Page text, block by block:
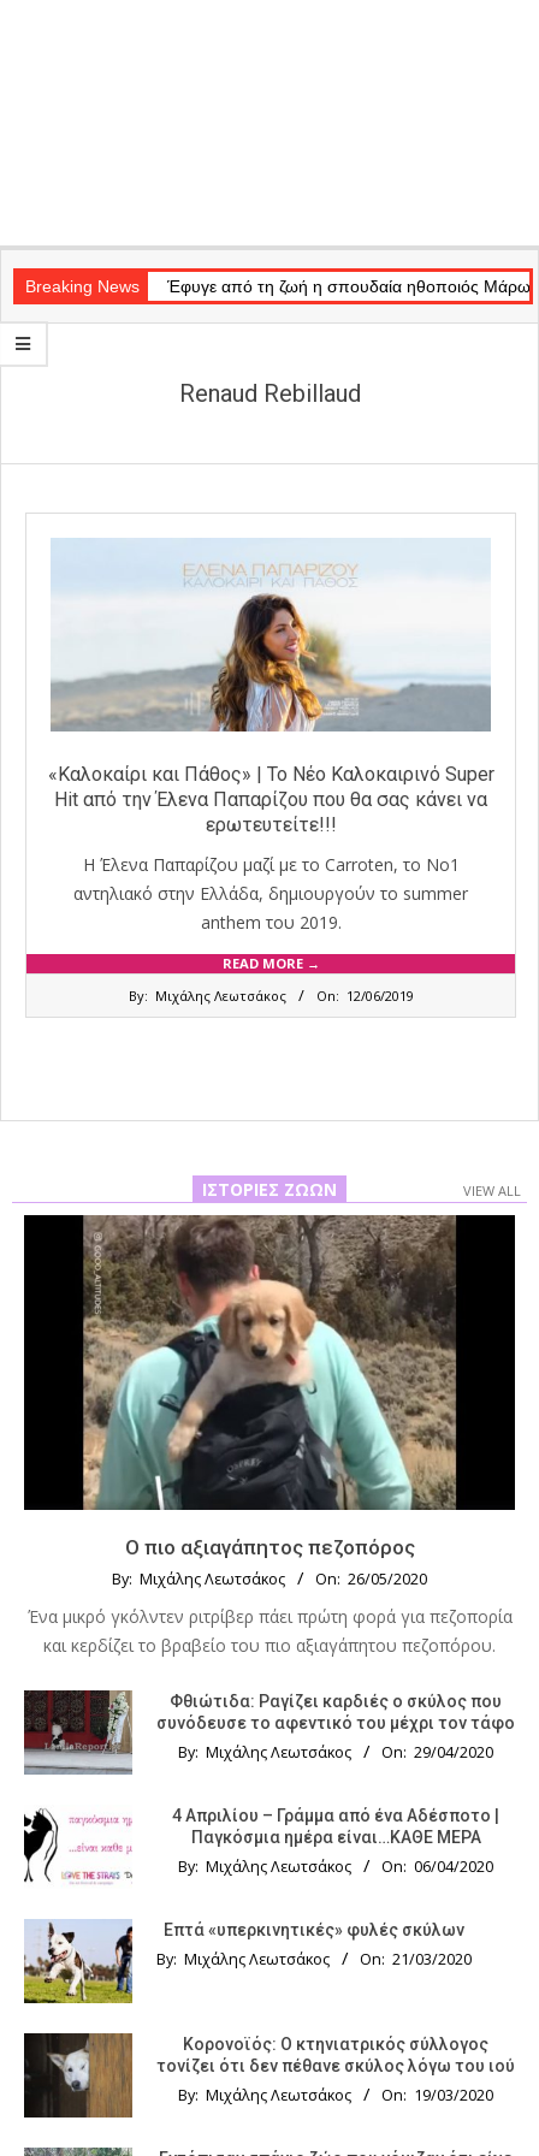
Navigation
Breaking News Έφυγε από τη ζωή η σπουδαία ηθοποιός Μάρω
Renaud Rebillaud
«Καλοκαίρι και Πάθος» | Το Νέο Καλοκαιρινό Super
Hit από την Έλενα Παπαρίζου που θα σας κάνει να
ερωτευτείτε!!!
Η Έλενα Παπαρίζου μαζί με το Carroten, το Νο1
αντηλιακό στην Ελλάδα, δημιουργούν το summer
anthem του 2019.
READ MORE →
By: Μιχάλης Λεωτσάκος On: 12/06/2019
ΙΣΤΟΡΊΕΣ ΖΏΩΝ VIEW ALL
Ο πιο αξιαγάπητος πεζοπόρος
By: Μιχάλης Λεωτσάκος On: 26/05/2020
Ένα μικρό γκόλντεν ριτρίβερ πάει πρώτη φορά για πεζοπορία
και κερδίζει το βραβείο του πιο αξιαγάπητου πεζοπόρου.
Φθιώτιδα: Ραγίζει καρδιές ο σκύλος που
συνόδευσε το αφεντικό του μέχρι τον τάφο
By: Μιχάλης Λεωτσάκος On: 29/04/2020
4 Απριλίου – Γράμμα από ένα Αδέσποτο |
Παγκόσμια ημέρα είναι…ΚΑΘΕ ΜΕΡΑ
By: Μιχάλης Λεωτσάκος On: 06/04/2020
Επτά «υπερκινητικές» φυλές σκύλων
By: Μιχάλης Λεωτσάκος On: 21/03/2020
Κορονοϊός: Ο κτηνιατρικός σύλλογος
τονίζει ότι δεν πέθανε σκύλος λόγω του ιού
By: Μιχάλης Λεωτσάκος On: 19/03/2020